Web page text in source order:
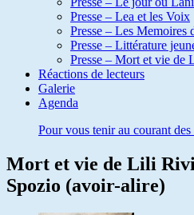
Presse – Lea et les Voix
Presse – Les Memoires
Presse – Littérature
Presse – Mort et vie de
Réactions de lecteurs
Galerie
Agenda
Pour vous tenir au courant
Mort et vie de Lili
Spozio (avoir-alire)